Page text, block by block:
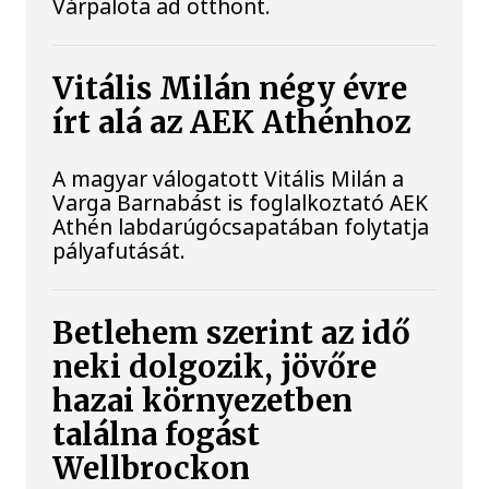
Várpalota ad otthont.
Vitális Milán négy évre
írt alá az AEK Athénhoz
A magyar válogatott Vitális Milán a
Varga Barnabást is foglalkoztató AEK
Athén labdarúgócsapatában folytatja
pályafutását.
Betlehem szerint az idő
neki dolgozik, jövőre
hazai környezetben
találna fogást
Wellbrockon